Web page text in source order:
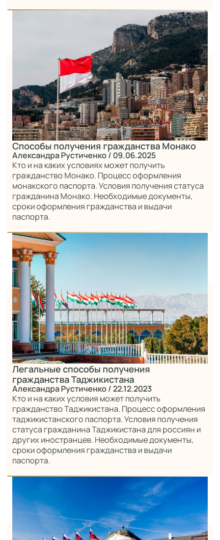
Способы получения гражданства Монако
Александра Рустиченко/ 09.06.2025
Кто и на каких условиях может получить
гражданство Монако. Процесс оформления
монакского паспорта. Условия получения статуса
гражданина Монако. Необходимые документы,
сроки оформления гражданства и выдачи
паспорта.
Легальные способы получения
гражданства Таджикистана
Александра Рустиченко/ 22.12.2023
Кто и на каких условия может получить
гражданство Таджикистана. Процесс оформления
таджикистанского паспорта. Условия получения
статуса гражданина Таджикистана для россиян и
других иностранцев. Необходимые документы,
сроки оформления гражданства и выдачи
паспорта.